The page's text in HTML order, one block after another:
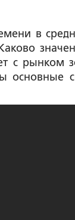
в
с рынком
основные